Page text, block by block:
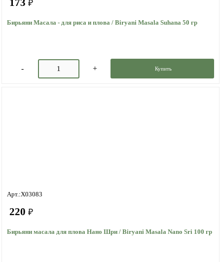
173 ₽
Бирьяни Масала - для риса и плова / Biryani Masala Suhana 50 гр
Купить
Арт.:X03083
220 ₽
Бирьяни масала для плова Нано Шри / Biryani Masala Nano Sri 100 гр